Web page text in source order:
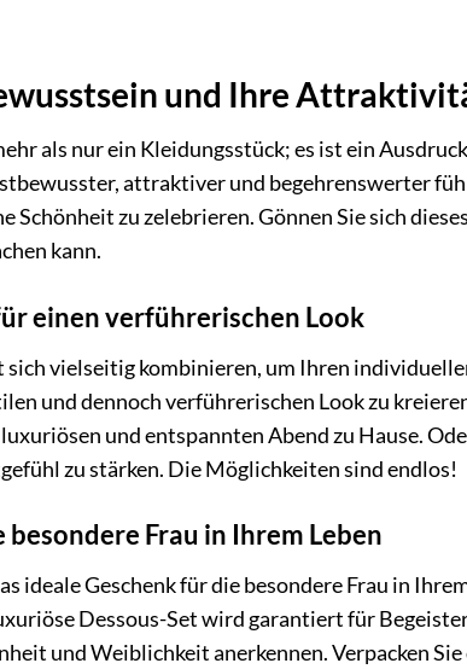
und Ihre
als nur ein Kleidungsstück; es ist ein
attraktiver und begehrenswerter
zu zelebrieren. Gönnen Sie sich
kann.
einen verführerischen Look
sich vielseitig kombinieren, um Ihren
und dennoch verführerischen Look zu
und entspannten Abend zu Hause.
zu stärken. Die Möglichkeiten sind endlos!
Frau in Ihrem Leben
ideale Geschenk für die besondere Frau in
Dessous-Set wird garantiert für
und Weiblichkeit anerkennen. Verpacken